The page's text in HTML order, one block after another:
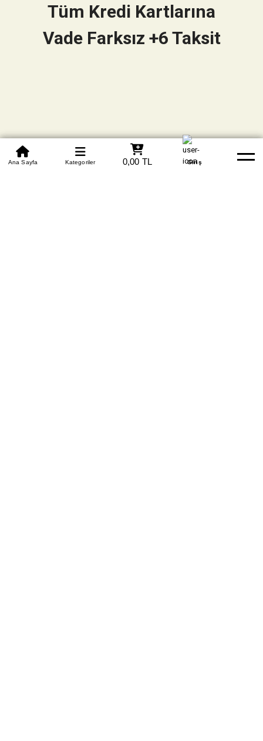
0850 305 09 70
Beden Tablosu Banka Hesapları Whatsapp Yardım
Ana Sayfa Kategoriler 0,00 TL Giriş
Tüm Kredi Kartlarına
Vade Farksız +6 Taksit